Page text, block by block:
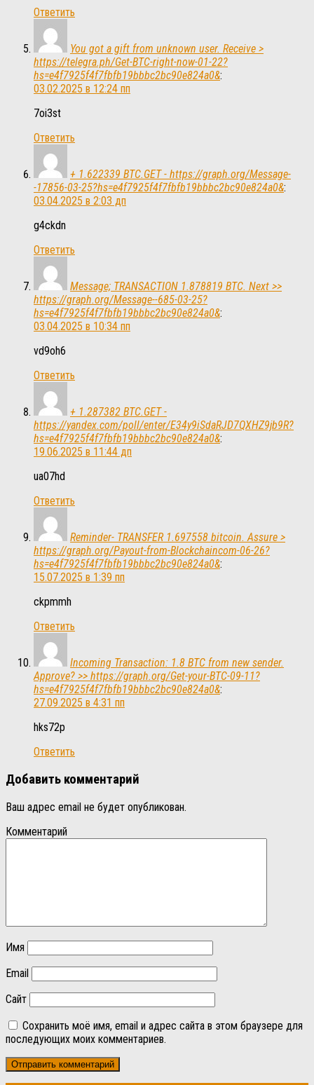
Ответить
You got a gift from unknown user. Receive >
https://telegra.ph/Get-BTC-right-now-01-22?
hs=e4f7925f4f7fbfb19bbbc2bc90e824a0&:
03.02.2025 в 12:24 пп
7oi3st
Ответить
+ 1.622339 BTC.GET - https://graph.org/Message-
-17856-03-25?hs=e4f7925f4f7fbfb19bbbc2bc90e824a0&:
03.04.2025 в 2:03 дп
g4ckdn
Ответить
Message; TRANSACTION 1.878819 BTC. Next >>
https://graph.org/Message--685-03-25?
hs=e4f7925f4f7fbfb19bbbc2bc90e824a0&:
03.04.2025 в 10:34 пп
vd9oh6
Ответить
+ 1.287382 BTC.GET -
https://yandex.com/poll/enter/E34y9iSdaRJD7QXHZ9jb9R?
hs=e4f7925f4f7fbfb19bbbc2bc90e824a0&:
19.06.2025 в 11:44 дп
ua07hd
Ответить
Reminder- TRANSFER 1.697558 bitcoin. Assure >
https://graph.org/Payout-from-Blockchaincom-06-26?
hs=e4f7925f4f7fbfb19bbbc2bc90e824a0&:
15.07.2025 в 1:39 пп
ckpmmh
Ответить
Incoming Transaction: 1.8 BTC from new sender.
Approve? >> https://graph.org/Get-your-BTC-09-11?
hs=e4f7925f4f7fbfb19bbbc2bc90e824a0&:
27.09.2025 в 4:31 пп
hks72p
Ответить
Добавить комментарий
Ваш адрес email не будет опубликован.
Комментарий
Имя
Email
Сайт
Сохранить моё имя, email и адрес сайта в этом браузере для
последующих моих комментариев.